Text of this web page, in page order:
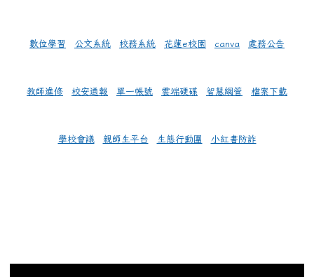
數位學習 公文系統 校務系統 花蓮e校園 canva 處務公告
教師進修 校安通報 單一帳號 雲端硬碟 智慧網管 檔案下載
學校會議 親師生平台 生態行動團 小紅書防詐